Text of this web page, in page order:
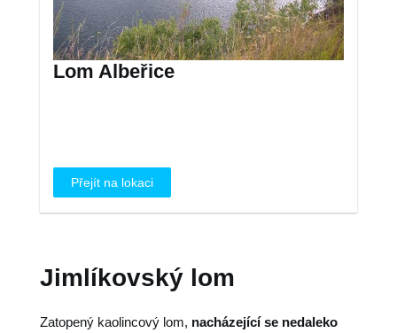
Lom Albeřice
Přejít na lokaci
Jimlíkovský lom
Zatopený kaolincový lom, nacházející se nedaleko